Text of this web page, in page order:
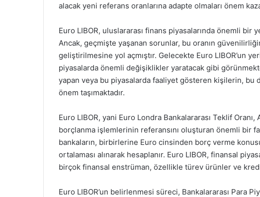
alacak yeni referans oranlarına adapte olmaları önem
Euro LIBOR, uluslararası finans piyasalarında önemli bir
Ancak, geçmişte yaşanan sorunlar, bu oranın
geliştirilmesine yol açmıştır. Gelecekte Euro LIBOR’un
piyasalarda önemli değişiklikler yaratacak gibi
yapan veya bu piyasalarda faaliyet gösteren kişilerin, bu
önem taşımaktadır.
Euro LIBOR, yani Euro Londra Bankalararası Teklif Oranı,
borçlanma işlemlerinin referansını oluşturan önemli bir
bankaların, birbirlerine Euro cinsinden borç verme
ortalaması alınarak hesaplanır. Euro LIBOR, finansal
birçok finansal enstrüman, özellikle türev ürünler ve
Euro LIBOR’un belirlenmesi süreci, Bankalararası Para